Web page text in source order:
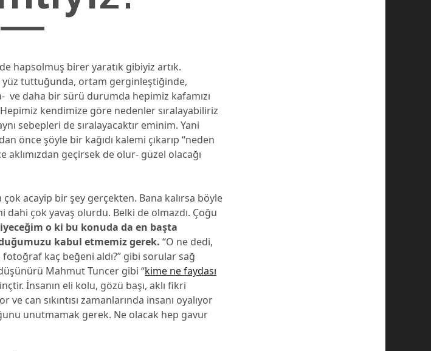
hapsolmuş birer yaratık gibiyiz artık.
yüz tuttuğunda, ortam gerginleştiğinde,
ve daha bir sürü durumda hepimiz kafamızı
kendimize göre nedenler sıralayabiliriz
sebepleri de sıralayacaktır eminim. Yani
önce şöyle bir kağıdı kalemi çıkarıp “neden
aklımızdan geçirsek de olur- güzel olacağı
çok acayip bir şey gerçekten. Bana kalırsa böyle
dahi çok yavaş olurdu. Belki de olmazdı. Çoğu
o ki bu konuda da en başta
kabul etmemiz gerek. “O ne dedi,
kaç beğeni aldı?” gibi sorular sağ
Mahmut Tuncer gibi “kime ne faydası
İnsanın eli kolu, gözü başı, aklı fikri
can sıkıntısı zamanlarında insanı oyalıyor
unutmamak gerek. Ne olacak hep gavur